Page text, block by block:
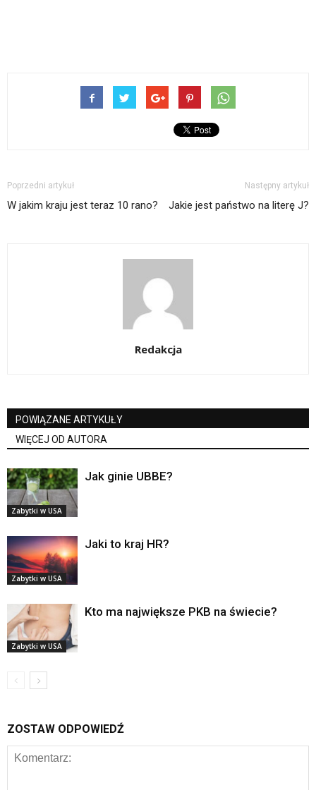
Poprzedni artykuł
W jakim kraju jest teraz 10 rano?
Następny artykuł
Jakie jest państwo na literę J?
Redakcja
POWIĄZANE ARTYKUŁY
WIĘCEJ OD AUTORA
Zabytki w USA
Jak ginie UBBE?
Zabytki w USA
Jaki to kraj HR?
Zabytki w USA
Kto ma największe PKB na świecie?
ZOSTAW ODPOWIEDŹ